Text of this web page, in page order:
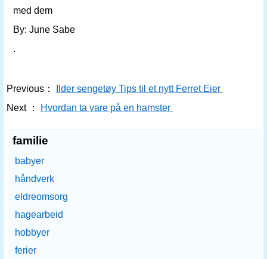
med dem
By: June Sabe
.
Previous：
Ilder sengetøy Tips til et nytt Ferret Eier
Next ：
Hvordan ta vare på en hamster
familie
babyer
håndverk
eldreomsorg
hagearbeid
hobbyer
ferier